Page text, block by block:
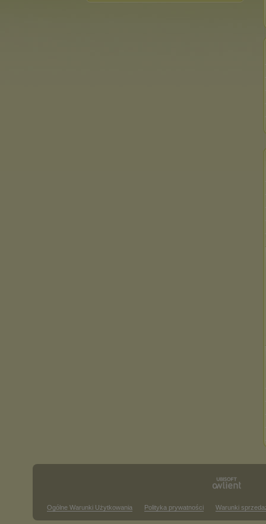
Ogólne Warunki Użytkowania Polityka prywatności Warunki